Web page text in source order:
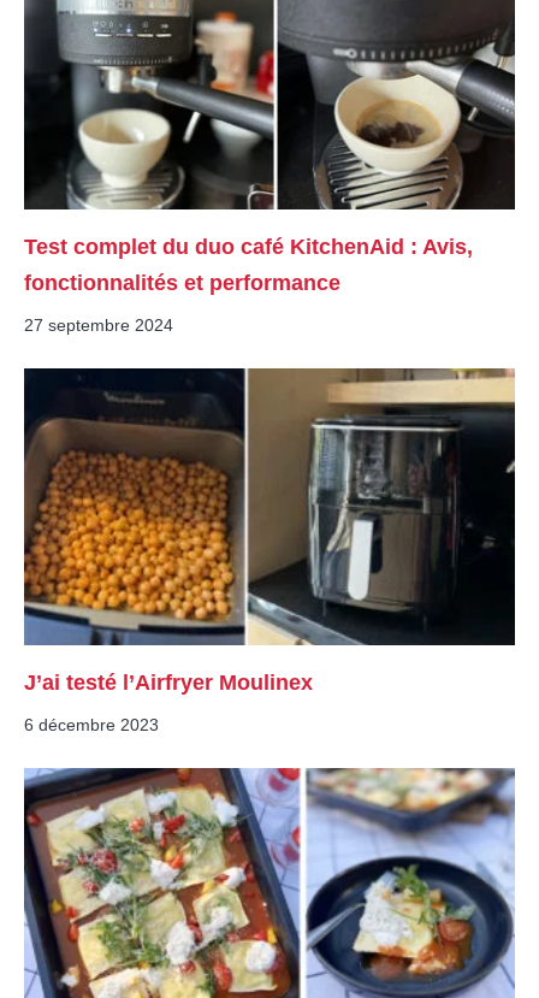
Test complet du duo café KitchenAid : Avis,
fonctionnalités et performance
27 septembre 2024
J’ai testé l’Airfryer Moulinex
6 décembre 2023